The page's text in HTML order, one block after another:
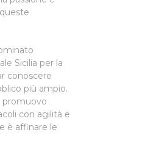
Sicilia per la
conoscere
più ampio.
promuovo
con agilità e
è affinare le